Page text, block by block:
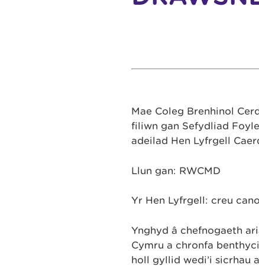
Mae Coleg Brenhinol
filiwn gan Sefydliad
adeilad Hen Lyfrgell
Llun gan: RWCMD
Yr Hen Lyfrgell: creu
Ynghyd â chefnogaeth
Cymru a chronfa
holl gyllid wedi’i sicrhau